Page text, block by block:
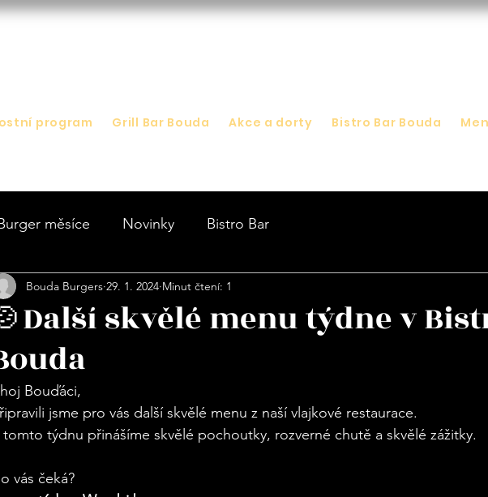
program Grill Bar Bouda Akce a dorty Bistro Bar Bouda
měsíce Novinky Bistro Bar
skvělé menu týdne v
Bouda Burgers 29. 1. 2024 Minut čtení: 1
Bouďáci,
jsme pro vás další skvělé menu z naší vlajkové restaurace.
tomto týdnu přinášíme skvělé pochoutky, rozverné chutě a skvělé zážitky.
vás čeká?